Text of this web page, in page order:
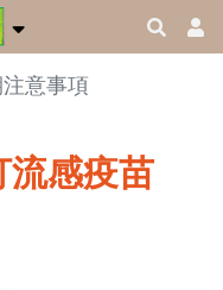
意事項
感疫苗